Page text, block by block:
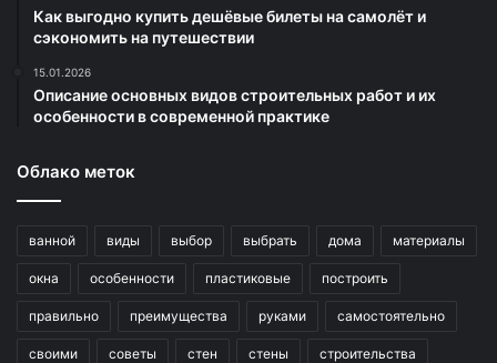
Как выгодно купить дешёвые билеты на самолёт и
сэкономить на путешествии
15.01.2026
Описание основных видов строительных работ и их
особенности в современной практике
Облако меток
ванной виды выбор выбрать дома материалы
окна особенности пластиковые построить
правильно преимущества руками самостоятельно
своими советы стен стены строительства